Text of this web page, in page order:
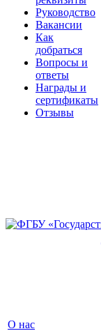
Руководство
Вакансии
Как
добраться
Вопросы и
ответы
Награды и
сертификаты
Отзывы
О нас